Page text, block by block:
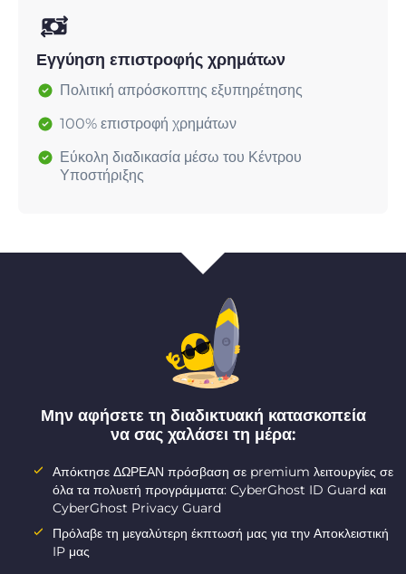
Εγγύηση επιστροφής χρημάτων
Πολιτική απρόσκοπτης εξυπηρέτησης
100% επιστροφή χρημάτων
Εύκολη διαδικασία μέσω του Κέντρου
Υποστήριξης
Μην αφήσετε τη διαδικτυακή κατασκοπεία
να σας χαλάσει τη μέρα:
Απόκτησε ΔΩΡΕΑΝ πρόσβαση σε premium λειτουργίες σε
όλα τα πολυετή προγράμματα: CyberGhost ID Guard και
CyberGhost Privacy Guard
Πρόλαβε τη μεγαλύτερη έκπτωσή μας για την Αποκλειστική
IP μας